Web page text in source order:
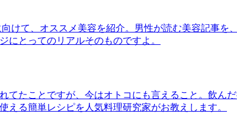
けて、オススメ美容を紹介。男性が読む美容記事
にとってのリアルそのものですよ。
てたことですが、今はオトコにも言えること。飲ん
る簡単レシピを人気料理研究家がお教えします。